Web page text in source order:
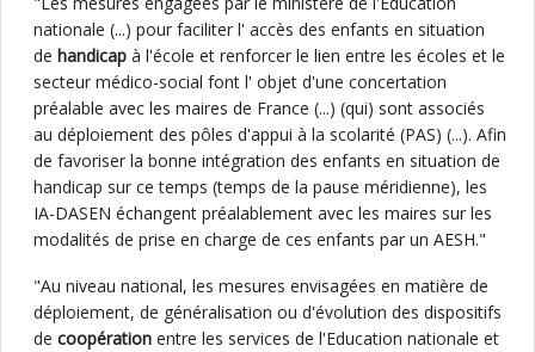
nationale (...) pour faciliter l' accès des enfants en situation
de handicap à l'école et renforcer le lien entre les écoles et le
secteur médico-social font l' objet d'une concertation
préalable avec les maires de France (...) (qui) sont associés
au déploiement des pôles d'appui à la scolarité (PAS) (...). Afin
de favoriser la bonne intégration des enfants en situation de
handicap sur ce temps (temps de la pause méridienne), les
IA-DASEN échangent préalablement avec les maires sur les
modalités de prise en charge de ces enfants par un AESH."
"Au niveau national, les mesures envisagées en matière de
déploiement, de généralisation ou d'évolution des dispositifs
de coopération entre les services de l'Education nationale et